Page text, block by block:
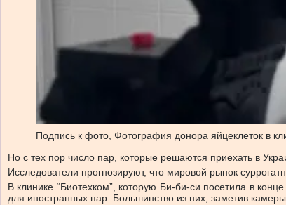
Подпись к фото, Фотография донора яйцеклеток в
Но с тех пор число пар, которые решаются приехать в
Исследователи прогнозируют, что мировой рынок
В клинике “Биотехком”, которую Би-би-си посетила в
для иностранных пар. Большинство из них, заметив